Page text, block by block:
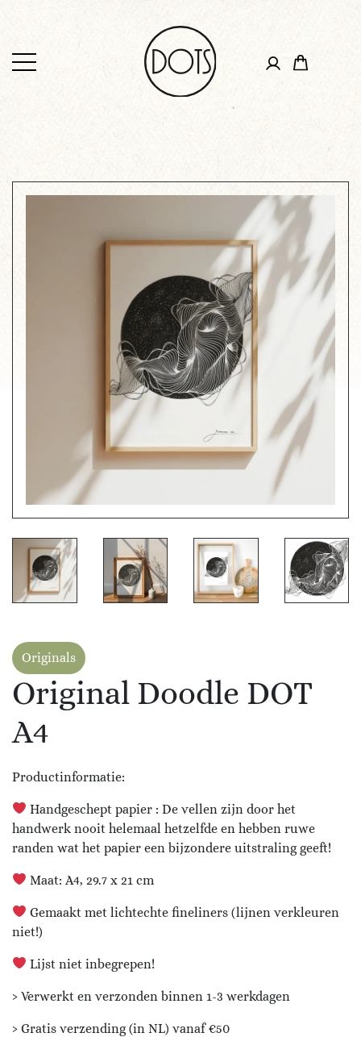
Originals
Original Doodle DOT
A4
Productinformatie:
Handgeschept papier : De vellen zijn door het
handwerk nooit helemaal hetzelfde en hebben ruwe
randen wat het papier een bijzondere uitstraling geeft!
Maat: A4, 29.7 x 21 cm
Gemaakt met lichtechte fineliners (lijnen verkleuren
niet!)
Lijst niet inbegrepen!
› Verwerkt en verzonden binnen 1-3 werkdagen
› Gratis verzending (in NL) vanaf €50